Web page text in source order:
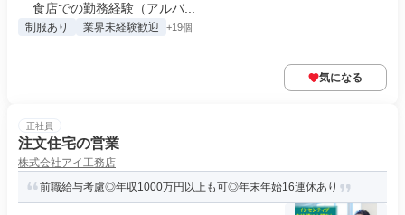
食店での勤務経験（アルバ...
制服あり 業界未経験歓迎 +19個
気になる
正社員
注文住宅の営業
株式会社アイ工務店
前職給与考慮◎年収1000万円以上も可◎年末年始16連休あり